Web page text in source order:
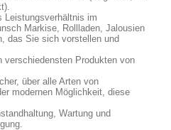
Leistungsverhältnis im
Markise, Rollladen, Jalousien
das Sie sich vorstellen und
verschiedensten Produkten von
über alle Arten von
modernen Möglichkeit, diese
Wartung und